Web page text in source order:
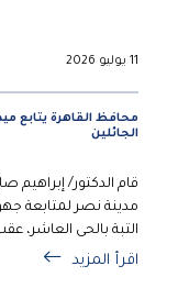
11 يوليو 2026
محافظ القاهرة يتابع
الجائلين
قام الدكتور/ إبراهيم
مدينة نصر لمتابعة
التبة بالحى العاشر،
اقرأ المزيد